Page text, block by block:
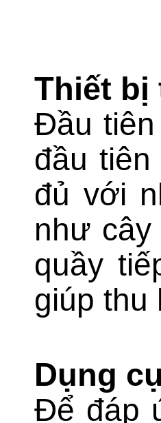
Thiết bị
Đầu
đầu
đủ với
như cây
quầy
giúp thu
Dụng
Để đáp